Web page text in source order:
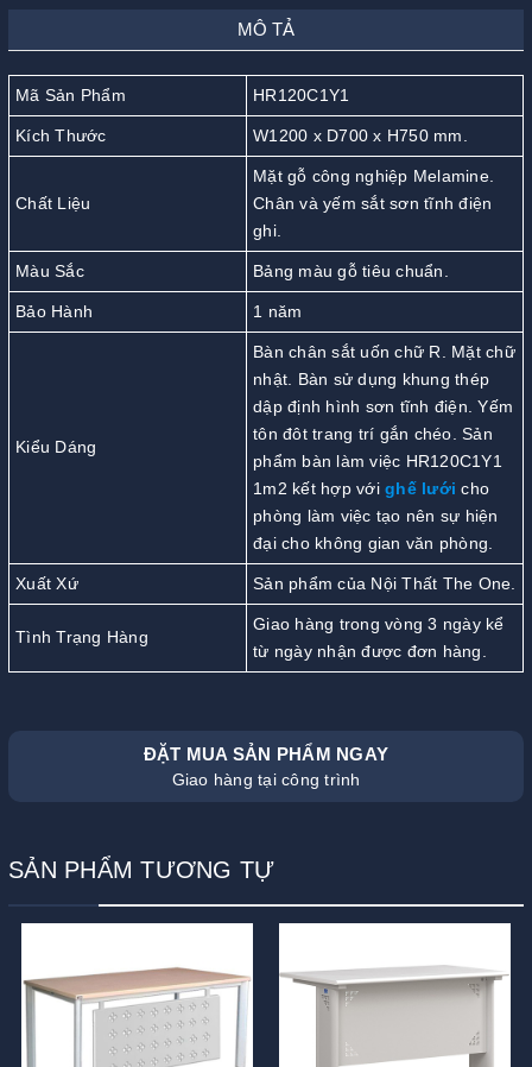
MÔ TẢ
Mã Sản Phẩm HR120C1Y1
Kích Thước W1200 x D700 x H750 mm.
Chất Liệu
Mặt gỗ công nghiệp Melamine.
Chân và yếm sắt sơn tĩnh điện
ghi.
Màu Sắc Bảng màu gỗ tiêu chuẩn.
Bảo Hành 1 năm
Kiểu Dáng
Bàn chân sắt uốn chữ R. Mặt chữ
nhật. Bàn sử dụng khung thép
dập định hình sơn tĩnh điện. Yếm
tôn đôt trang trí gắn chéo. Sản
phẩm bàn làm việc HR120C1Y1
1m2 kết hợp với ghế lưới cho
phòng làm việc tạo nên sự hiện
đại cho không gian văn phòng.
Xuất Xứ Sản phẩm của Nội Thất The One.
Tình Trạng Hàng
Giao hàng trong vòng 3 ngày kể
từ ngày nhận được đơn hàng.
ĐẶT MUA SẢN PHẨM NGAY
Giao hàng tại công trình
SẢN PHẨM TƯƠNG TỰ